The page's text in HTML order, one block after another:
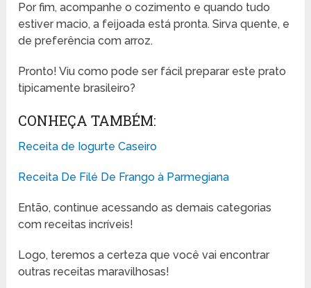
Por fim, acompanhe o cozimento e quando tudo
estiver macio, a feijoada está pronta. Sirva quente, e
de preferência com arroz.
Pronto! Viu como pode ser fácil preparar este prato
tipicamente brasileiro?
CONHEÇA TAMBÉM:
Receita de Iogurte Caseiro
Receita De Filé De Frango à Parmegiana
Então, continue acessando as demais categorias
com receitas incríveis!
Logo, teremos a certeza que você vai encontrar
outras receitas maravilhosas!